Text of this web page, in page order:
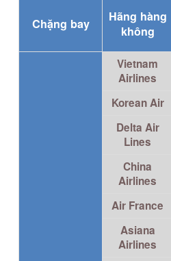
Chặng bay
Hãng hàng
không
Vietnam
Airlines
Korean Air
Delta Air
Lines
China
Airlines
Air France
Asiana
Airlines